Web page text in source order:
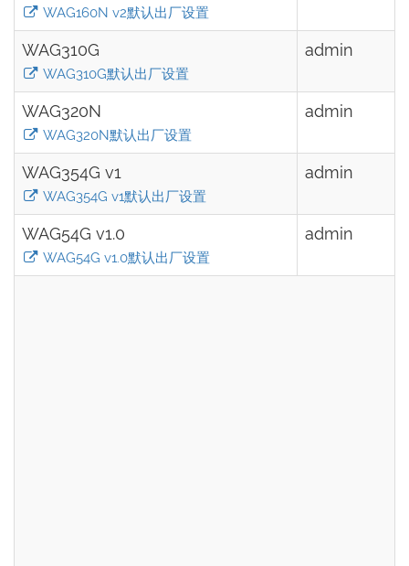
WAG160N v2默认出厂设置
WAG310G
WAG310G默认出厂设置
admin
WAG320N
WAG320N默认出厂设置
admin
WAG354G v1
WAG354G v1默认出厂设置
admin
WAG54G v1.0
WAG54G v1.0默认出厂设置
admin